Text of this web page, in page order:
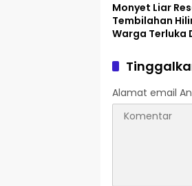
Monyet Liar
Tembilahan
Warga Terluka
Alamat email